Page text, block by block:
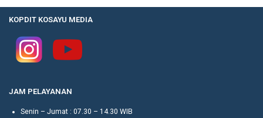
KOPDIT KOSAYU MEDIA
JAM PELAYANAN
Senin – Jumat : 07.30 – 14.30 WIB